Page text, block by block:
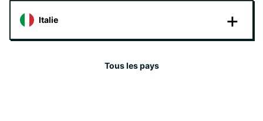
Italie
Tous les pays